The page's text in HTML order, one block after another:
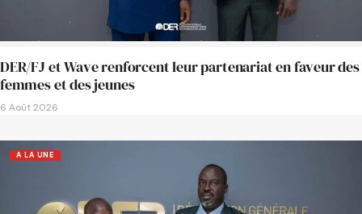
DER/FJ et Wave renforcent leur partenariat en faveur des
femmes et des jeunes
6 Août 2026
A LA UNE